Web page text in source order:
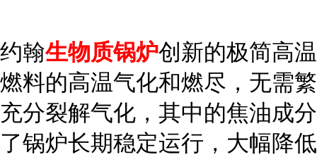
约翰生物质锅炉创新的极简高
燃料的高温气化和燃尽，无需
充分裂解气化，其中的焦油成
了锅炉长期稳定运行，大幅降